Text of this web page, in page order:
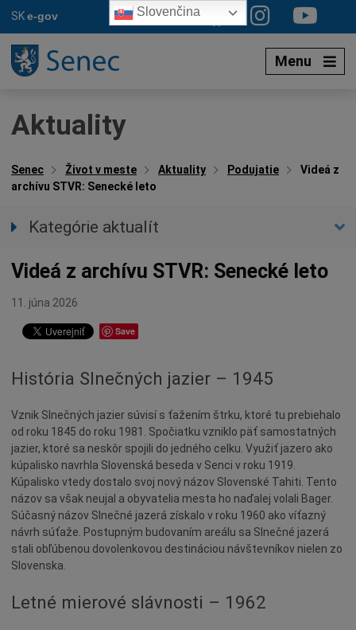
SKe-gov
Menu
Aktuality
Senec Život v meste Aktuality Podujatie
Videá z
archívu STVR: Senecké leto
Kategórie aktualít
Spravodajstvo
Parkovacia politika
Kultúra
Dotácie
Doprava
Oznamy
Mestský úrad
Projekty
Primátor
Otázky a odpovede
Napísali o nás
Osobnosti
Videá z archívu STVR: Senecké leto
11. júna 2026
Save
História Slnečných jazier – 1945
Vznik Slnečných jazier súvisí s ťažením štrku, ktoré tu prebiehalo
od roku 1845 do roku 1981. Spočiatku vzniklo päť samostatných
jazier, ktoré sa neskôr spojili do jedného celku. Využiť jazero ako
kúpalisko navrhla Slovenská beseda v Senci v roku 1919.
Kúpalisko vtedy dostalo svoj nový názov Slovenské Tahiti. Tento
názov sa však neujal a obyvatelia mesta ho naďalej volali Bager.
Súčasný názov Slnečné jazerá získalo v roku 1960 ako víťazný
návrh súťaže. Postupným budovaním areálu sa Slnečné jazerá
stali obľúbenou dovolenkovou destináciou návštevníkov nielen zo
Slovenska.
Letné mierové slávnosti – 1962
Slovenčina